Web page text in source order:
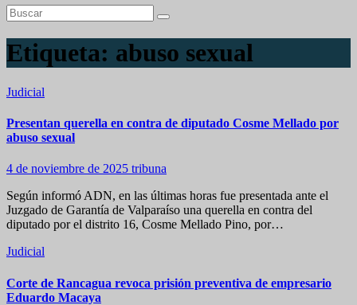
Etiqueta: abuso sexual
Judicial
Presentan querella en contra de diputado Cosme Mellado por
abuso sexual
4 de noviembre de 2025 tribuna
Según informó ADN, en las últimas horas fue presentada ante el
Juzgado de Garantía de Valparaíso una querella en contra del
diputado por el distrito 16, Cosme Mellado Pino, por…
Judicial
Corte de Rancagua revoca prisión preventiva de empresario
Eduardo Macaya